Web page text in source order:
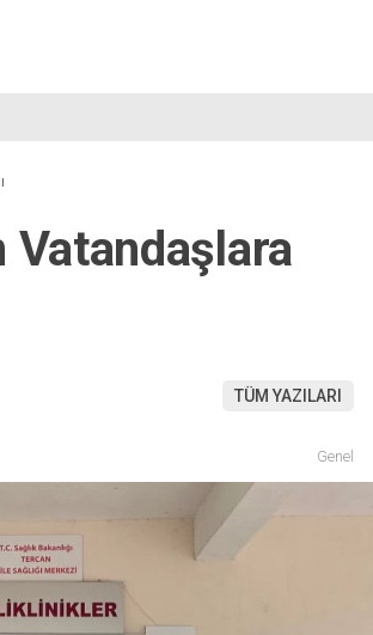
Vatandaşlara
TÜM YAZILARI
Genel